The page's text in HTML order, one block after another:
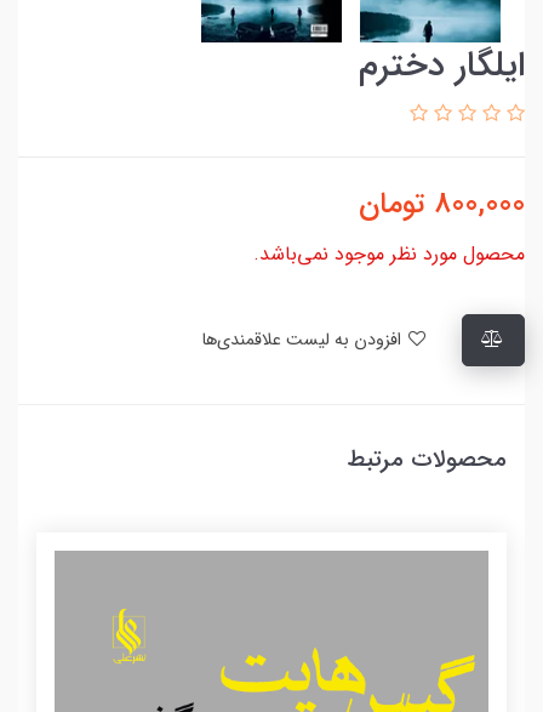
ایلگار دخترم
800,000 تومان
محصول مورد نظر موجود نمی‌باشد.
محصولات مرتبط